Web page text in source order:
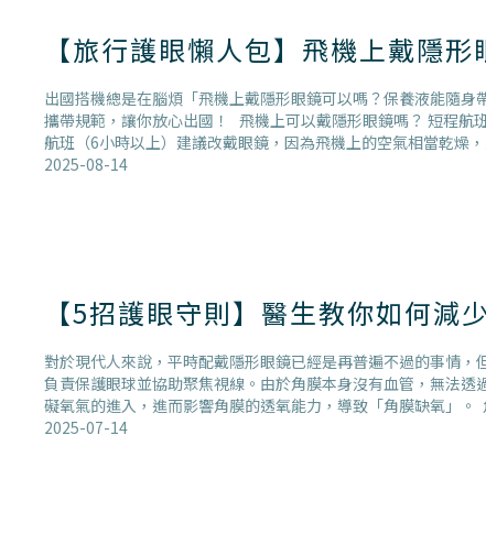
【旅行護眼懶人包】飛機上戴隱
出國搭機總是在腦煩「飛機上戴隱形眼鏡可以嗎？保養液能隨
攜帶規範，讓你放心出國！ 飛機上可以戴隱形眼鏡嗎？ 短程航
航班（6小時以上）建議改戴眼鏡，因為飛機上的空氣相當乾燥
2025-08-14
【5招護眼守則】醫生教你如何
對於現代人來說，平時配戴隱形眼鏡已經是再普遍不過的事情
負責保護眼球並協助聚焦視線。由於角膜本身沒有血管，無法
礙氧氣的進入，進而影響角膜的透氧能力，導致「角膜缺氧」
2025-07-14